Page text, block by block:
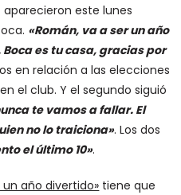
este lunes
«Román, va a ser un año
es tu casa, gracias por
en relación a las elecciones
el club. Y el segundo siguió
te vamos a fallar. El
no lo traiciona». Los dos
el último 10».
un año divertido» tiene que